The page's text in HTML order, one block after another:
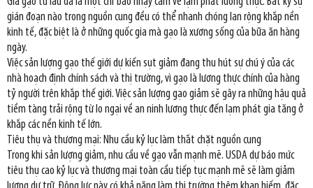
gián đoạn nào trong nguồn cung đều có thể nhanh chóng lan rộng khắp nền
kinh tế, đặc biệt là ở những quốc gia mà gạo là xương sống của bữa ăn hàng
ngày.
Việc sản lượng gạo thế giới dự kiến sụt giảm đang thu hút sự chú ý của các
nhà hoạch định chính sách và thị trường, vì gạo là lương thực chính của hàng
tỷ người trên khắp thế giới. Việc sản lượng gạo giảm sẽ gây ra những hậu quả
tiềm tàng trải rộng từ lo ngại về an ninh lương thực đến lạm phát gia tăng ở
khắp các nền kinh tế lớn.
Tiêu thụ và thương mại: Nhu cầu kỷ lục làm thắt chặt nguồn cung
Trong khi sản lượng giảm, nhu cầu về gạo vẫn mạnh mẽ. USDA dự báo mức
tiêu thụ cao kỷ lục và thương mại toàn cầu tiếp tục mạnh mẽ sẽ làm giảm